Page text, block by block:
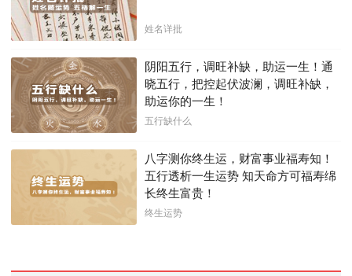
姓名详批
阴阳五行，调旺补缺，助运一生！通
晓五行，把控起伏波澜，调旺补缺，
助运你的一生！
五行缺什么
八字测你终生运，财富事业福寿知！
五行透析一生运势 知天命方可福寿绵
长终生富贵！
终生运势